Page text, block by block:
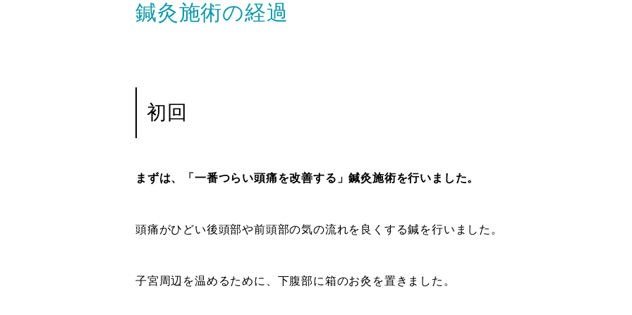
鍼灸施術の経過
初回
まずは、「一番つらい頭痛を改善する」鍼灸施術を行いました。
頭痛がひどい後頭部や前頭部の気の流れを良くする鍼を行いました。
子宮周辺を温めるために、下腹部に箱のお灸を置きました。